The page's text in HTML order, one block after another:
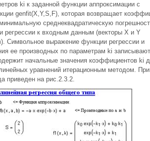
ki к заданной функции аппроксимации с
genfit(X,Y,S,F), которая возвращает
среднеквадратическую
регрессии к входным данным (векторы Х и Y
Символьное выражение функции регрессии и
ее производных по параметрам ki
начальные значения коэффициентов ki
уравнений итерационным методом.
приведен на рис.2.3.2.